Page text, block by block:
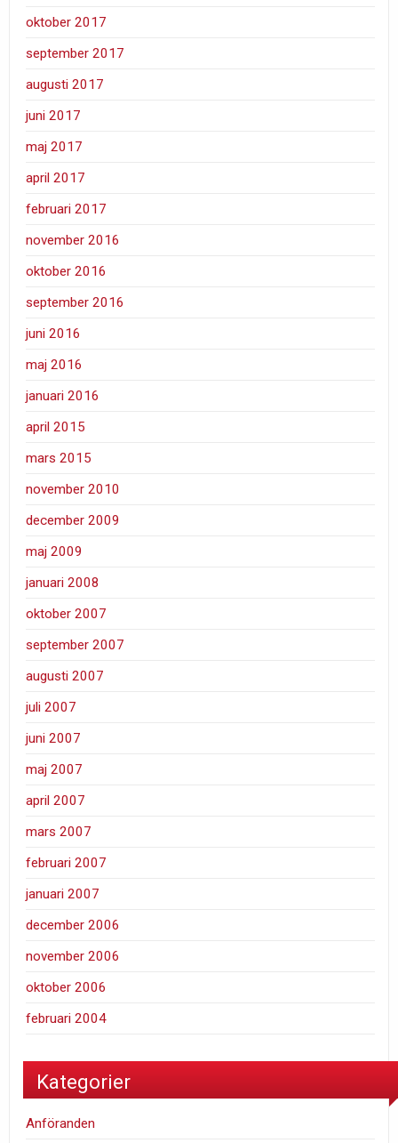
oktober 2017
september 2017
augusti 2017
juni 2017
maj 2017
april 2017
februari 2017
november 2016
oktober 2016
september 2016
juni 2016
maj 2016
januari 2016
april 2015
mars 2015
november 2010
december 2009
maj 2009
januari 2008
oktober 2007
september 2007
augusti 2007
juli 2007
juni 2007
maj 2007
april 2007
mars 2007
februari 2007
januari 2007
december 2006
november 2006
oktober 2006
februari 2004
Kategorier
Anföranden